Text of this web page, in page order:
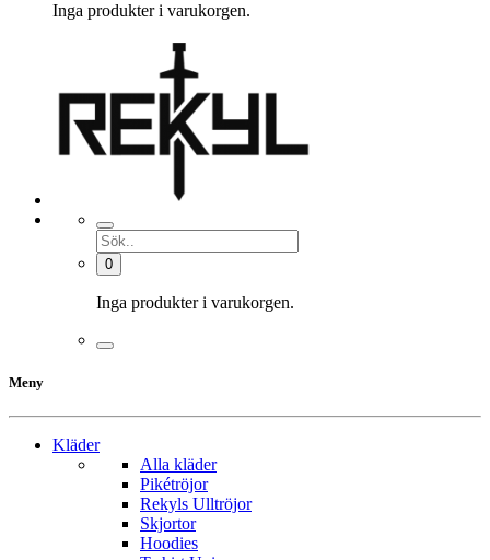
Inga produkter i varukorgen.
0
Inga produkter i varukorgen.
Meny
Kläder
Alla kläder
Pikétröjor
Rekyls Ulltröjor
Skjortor
Hoodies